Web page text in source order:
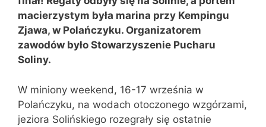
macierzystym była marina przy Kempingu
Zjawa, w Polańczyku. Organizatorem
zawodów było Stowarzyszenie Pucharu
Soliny.
W miniony weekend, 16-17 września w
Polańczyku, na wodach otoczonego wzgórzami,
jeziora Solińskiego rozegrały się ostatnie